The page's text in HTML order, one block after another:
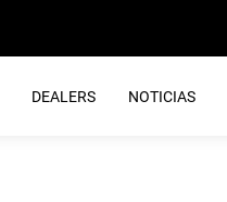
DEALERS NOTICIAS